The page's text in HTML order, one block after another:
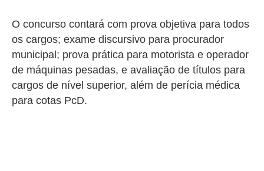
O concurso contará com prova objetiva para todos
os cargos; exame discursivo para procurador
municipal; prova prática para motorista e operador
de máquinas pesadas, e avaliação de títulos para
cargos de nível superior, além de perícia médica
para cotas PcD.